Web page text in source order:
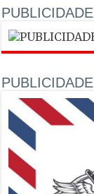
PUBLICIDADE
PUBLICIDADE